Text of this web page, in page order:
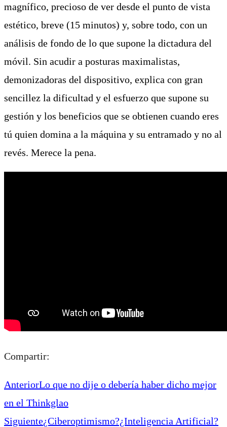
magnífico, precioso de ver desde el punto de vista
estético, breve (15 minutos) y, sobre todo, con un
análisis de fondo de lo que supone la dictadura del
móvil. Sin acudir a posturas maximalistas,
demonizadoras del dispositivo, explica con gran
sencillez la dificultad y el esfuerzo que supone su
gestión y los beneficios que se obtienen cuando eres
tú quien domina a la máquina y su entramado y no al
revés. Merece la pena.
Compartir:
AnteriorLo que no dije o debería haber dicho mejor
en el Thinkglao
Siguiente¿Ciberoptimismo?¿Inteligencia Artificial?